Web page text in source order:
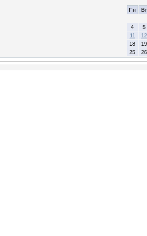
Пн Вт
4
5
11
12
18
19
25
26